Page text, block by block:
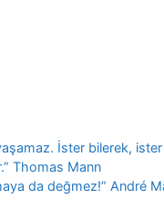
İster bilerek,
Thomas Mann
da değmez!” André